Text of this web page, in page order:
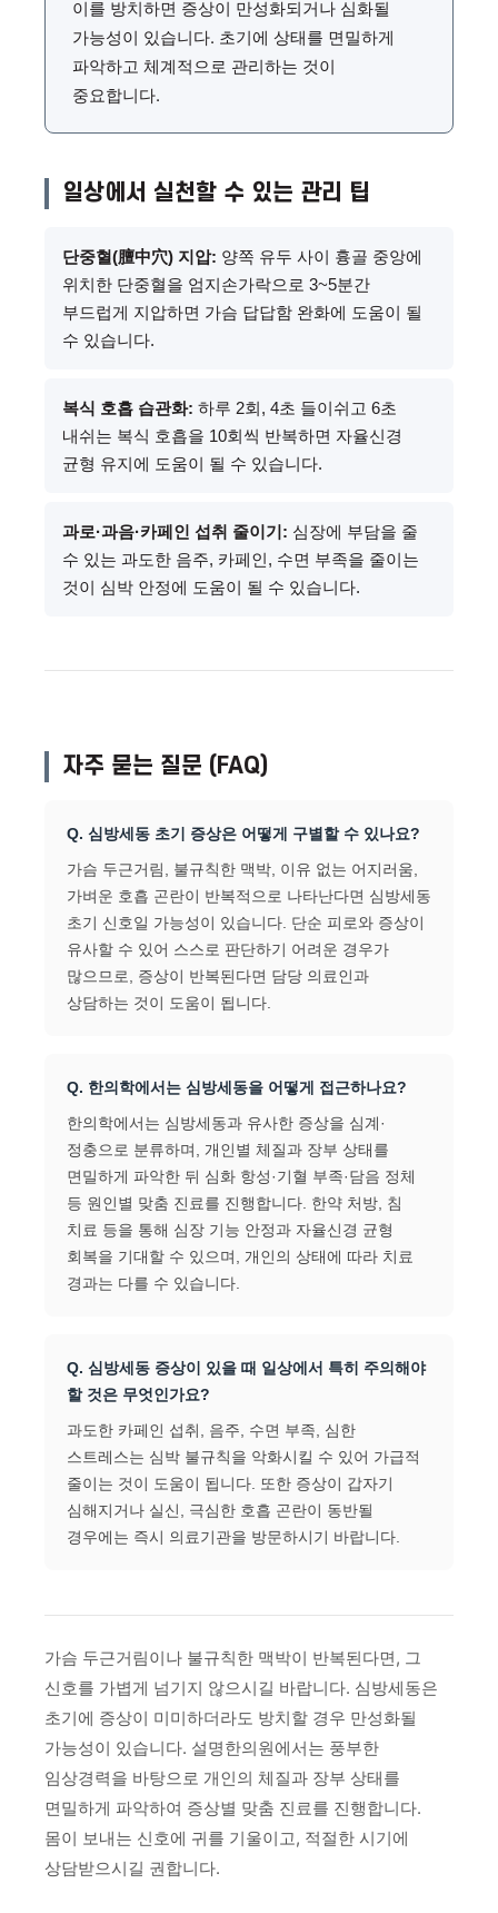
이를 방치하면 증상이 만성화되거나 심화될
가능성이 있습니다. 초기에 상태를 면밀하게
파악하고 체계적으로 관리하는 것이
중요합니다.
일상에서 실천할 수 있는 관리 팁
단중혈(膻中穴) 지압: 양쪽 유두 사이 흉골 중앙에
위치한 단중혈을 엄지손가락으로 3~5분간
부드럽게 지압하면 가슴 답답함 완화에 도움이 될
수 있습니다.
복식 호흡 습관화: 하루 2회, 4초 들이쉬고 6초
내쉬는 복식 호흡을 10회씩 반복하면 자율신경
균형 유지에 도움이 될 수 있습니다.
과로·과음·카페인 섭취 줄이기: 심장에 부담을 줄
수 있는 과도한 음주, 카페인, 수면 부족을 줄이는
것이 심박 안정에 도움이 될 수 있습니다.
자주 묻는 질문 (FAQ)
Q. 심방세동 초기 증상은 어떻게 구별할 수 있나요?
가슴 두근거림, 불규칙한 맥박, 이유 없는 어지러움,
가벼운 호흡 곤란이 반복적으로 나타난다면 심방세동
초기 신호일 가능성이 있습니다. 단순 피로와 증상이
유사할 수 있어 스스로 판단하기 어려운 경우가
많으므로, 증상이 반복된다면 담당 의료인과
상담하는 것이 도움이 됩니다.
Q. 한의학에서는 심방세동을 어떻게 접근하나요?
한의학에서는 심방세동과 유사한 증상을 심계·
정충으로 분류하며, 개인별 체질과 장부 상태를
면밀하게 파악한 뒤 심화 항성·기혈 부족·담음 정체
등 원인별 맞춤 진료를 진행합니다. 한약 처방, 침
치료 등을 통해 심장 기능 안정과 자율신경 균형
회복을 기대할 수 있으며, 개인의 상태에 따라 치료
경과는 다를 수 있습니다.
Q. 심방세동 증상이 있을 때 일상에서 특히 주의해야
할 것은 무엇인가요?
과도한 카페인 섭취, 음주, 수면 부족, 심한
스트레스는 심박 불규칙을 악화시킬 수 있어 가급적
줄이는 것이 도움이 됩니다. 또한 증상이 갑자기
심해지거나 실신, 극심한 호흡 곤란이 동반될
경우에는 즉시 의료기관을 방문하시기 바랍니다.
가슴 두근거림이나 불규칙한 맥박이 반복된다면, 그
신호를 가볍게 넘기지 않으시길 바랍니다. 심방세동은
초기에 증상이 미미하더라도 방치할 경우 만성화될
가능성이 있습니다. 설명한의원에서는 풍부한
임상경력을 바탕으로 개인의 체질과 장부 상태를
면밀하게 파악하여 증상별 맞춤 진료를 진행합니다.
몸이 보내는 신호에 귀를 기울이고, 적절한 시기에
상담받으시길 권합니다.